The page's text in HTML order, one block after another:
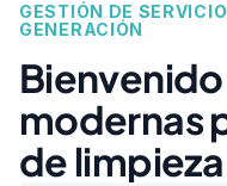
GESTIÓN DE
GENERACIÓN
modernas
de limpieza